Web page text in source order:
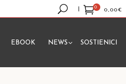
0
0,00€
prodotto nel carrello.
EBOOK NEWS SOSTIENICI